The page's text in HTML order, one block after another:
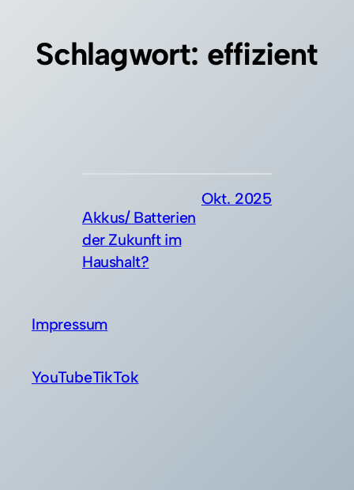
Schlagwort: effizient
Akkus/ Batterien
der Zukunft im
Haushalt?
Okt. 2025
Impressum
YouTubeTikTok